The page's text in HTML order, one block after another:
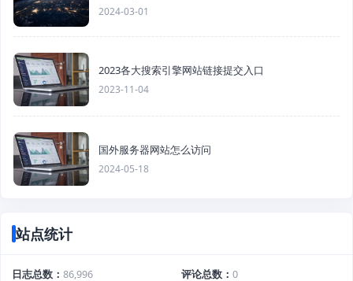
2024-03-01
2023各大搜索引擎网站链接提交入口
2023-11-04
国外服务器网站怎么访问
2024-05-18
站点统计
日志总数 86,996 评论总数 0